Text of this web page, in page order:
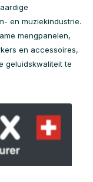
en muziekindustrie.
mengpanelen,
en accessoires,
geluidskwaliteit te